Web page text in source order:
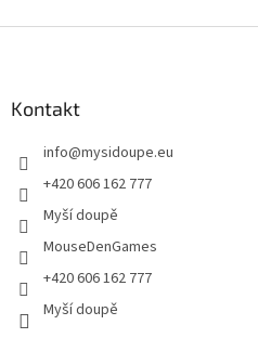
Kontakt
info@mysidoupe.eu
+420 606 162 777
Myší doupě
MouseDenGames
+420 606 162 777
Myší doupě